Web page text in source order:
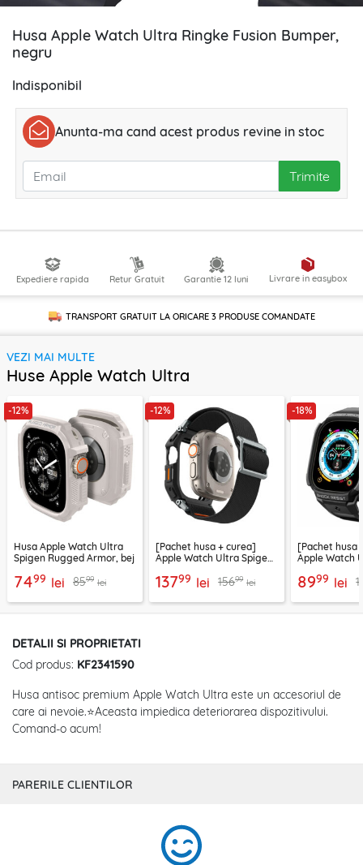
Husa Apple Watch Ultra Ringke Fusion Bumper,
negru
Indisponibil
Anunta-ma cand acest produs revine in stoc
Trimite
Expediere rapida Retur Gratuit Garantie 12 luni Livrare in easybox
TRANSPORT GRATUIT LA ORICARE 3 PRODUSECOMANDATE
VEZI MAI MULTE
Huse Apple Watch Ultra
-12%
Husa Apple Watch Ultra
Spigen Rugged Armor, bej
7499 lei 8599 lei
-12%
[Pachet husa + curea]
Apple Watch Ultra Spigen
13799 lei 15699 lei
-18%
[Pachet husa
Apple Watch
8999 lei
DETALII SI PROPRIETATI
Cod produs: KF2341590
Husa antisoc premium Apple Watch Ultra este un accesoriul de
care ai nevoie.⭐Aceasta impiedica deteriorarea dispozitivului.
Comand-o acum!
PARERILE CLIENTILOR